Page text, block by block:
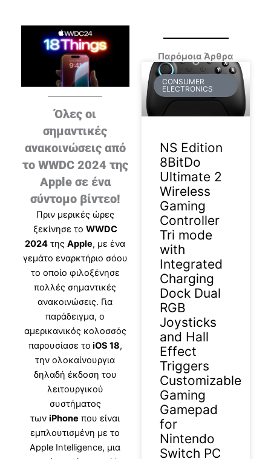
Όλες οι
σημαντικές
ανακοινώσεις από
το WWDC 2024 της
Apple σε ένα
σύντομο βίντεο!
Πριν μερικές ώρες
ξεκίνησε το WWDC
2024 τηςApple, με ένα
γεμάτο εναρκτήριο σόου
το οποίο φιλοξένησε
πολλές σημαντικές
ανακοινώσεις. Για
παράδειγμα, ο
αμερικανικός κολοσσός
παρουσίασε το iOS 18,
την ολοκαίνουργια
δηλαδή έκδοση του
λειτουργικού
συστήματος
τωνiPhone που είναι
εμπλουτισμένη με το
Apple Intelligence, μια
Παρόμοια Άρθρα
CONSUMER
ELECTRONICS
NS Edition
8BitDo
Ultimate 2
Wireless
Gaming
Controller
Tri mode
with
Integrated
Charging
Dock Dual
RGB
Joysticks
and Hall
Effect
Triggers
Customizable
Gaming
Gamepad
for
Nintendo
Switch PC